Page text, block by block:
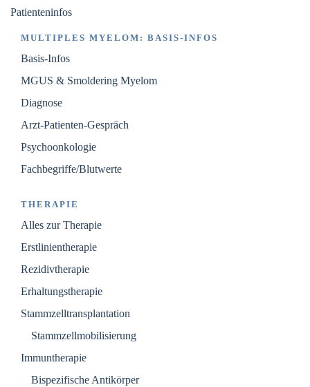
Patienteninfos
MULTIPLES MYELOM: BASIS-INFOS
Basis-Infos
MGUS & Smoldering Myelom
Diagnose
Arzt-Patienten-Gespräch
Psychoonkologie
Fachbegriffe/Blutwerte
THERAPIE
Alles zur Therapie
Erstlinientherapie
Rezidivtherapie
Erhaltungstherapie
Stammzelltransplantation
Stammzellmobilisierung
Immuntherapie
Bispezifische Antikörper